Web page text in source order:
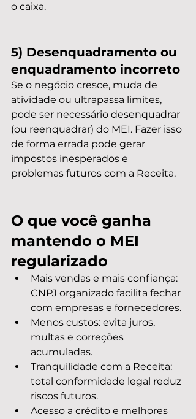
o caixa.
5) Desenquadramento ou
enquadramento incorreto
Se o negócio cresce, muda de
atividade ou ultrapassa limites,
pode ser necessário desenquadrar
(ou reenquadrar) do MEI. Fazer isso
de forma errada pode gerar
impostos inesperados e
problemas futuros com a Receita.
O que você ganha
mantendo o MEI
regularizado
Mais vendas e mais confiança:
CNPJ organizado facilita fechar
com empresas e fornecedores.
Menos custos: evita juros,
multas e correções
acumuladas.
Tranquilidade com a Receita:
total conformidade legal reduz
riscos futuros.
Acesso a crédito e melhores